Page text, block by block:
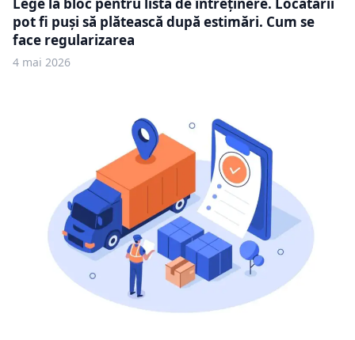
Lege la bloc pentru lista de întreținere. Locatarii
pot fi puși să plătească după estimări. Cum se
face regularizarea
4 mai 2026